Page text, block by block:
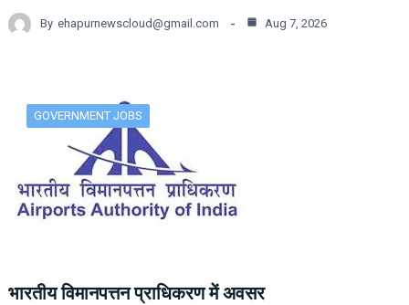
By ehapurnewscloud@gmail.com Aug 7, 2026
GOVERNMENT JOBS
भारतीय विमानपत्तन प्राधिकरण में अवसर